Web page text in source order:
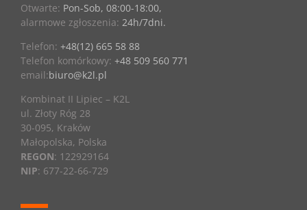
Otwarte: Pon-Sob, 08:00-18:00,
alarmowe zgłoszenia: 24h/7dni.
Telefon: +48(12) 665 58 88
Telefon komórkowy: +48 509 560 771
email:biuro@k2l.pl
Kombinat II Lipiec – K2L
ul. Złoty Róg 28
30-095, Kraków
Małopolska, Polska
REGON: 122929164
NIP: 677-22-66-729